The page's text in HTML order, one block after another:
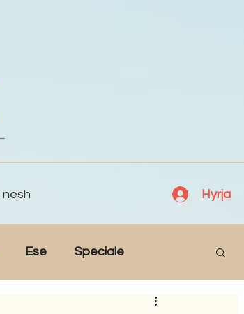
nesh Hyrja
Ese Speciale